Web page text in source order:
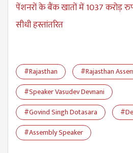
पेंशनरों के बैंक खातों में 1037 करोड़
सीधी हस्तांतरित
#Rajasthan
#Rajasthan
#Speaker Vasudev Devnani
#Govind Singh Dotasara
#Assembly Speaker